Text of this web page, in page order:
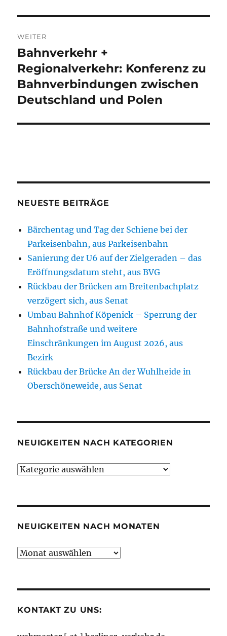
WEITER
Nächster
Beitrag:
Bahnverkehr +
Regionalverkehr: Konferenz zu
Bahnverbindungen zwischen
Deutschland und Polen
NEUESTE BEITRÄGE
Bärchentag und Tag der Schiene bei der
Parkeisenbahn, aus Parkeisenbahn
Sanierung der U6 auf der Zielgeraden – das
Eröffnungsdatum steht, aus BVG
Rückbau der Brücken am Breitenbachplatz
verzögert sich, aus Senat
Umbau Bahnhof Köpenick – Sperrung der
Bahnhofstraße und weitere
Einschränkungen im August 2026, aus
Bezirk
Rückbau der Brücke An der Wuhlheide in
Oberschöneweide, aus Senat
NEUIGKEITEN NACH KATEGORIEN
Neuigkeiten
NEUIGKEITEN NACH MONATEN
Neuigkeiten
KONTAKT ZU UNS: